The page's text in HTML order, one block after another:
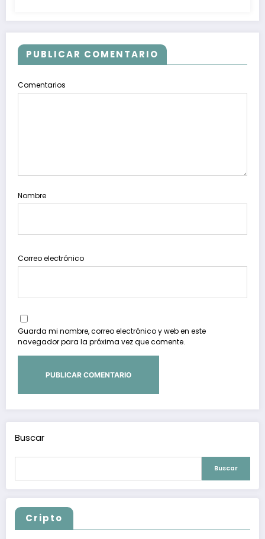
PUBLICAR COMENTARIO
Comentarios
Nombre
Correo electrónico
Guarda mi nombre, correo electrónico y web en este
navegador para la próxima vez que comente.
Buscar
Buscar
Cripto